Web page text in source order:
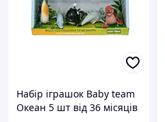
Набір іграшок Baby team
Oкеан 5 шт від 36 місяців